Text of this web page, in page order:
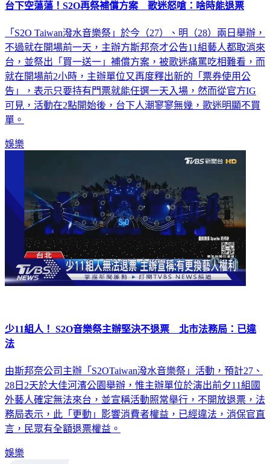
台下空蕩蕩！S2O再祭補償方案 歌迷怒嗆：啥時能退票
「S2O Taiwan潑水音樂祭」於今（27）、明（28）兩日舉辦，
不過就在開場前一天，主辦方斯邦奈才公告11組藝人都取消來
台，並祭出「買一送一」補償方案，被歌迷痛罵吃相難看，而
就在開場前2小時，主辦單位又再度釋出新的「票券使用公
告」，表示只要持有門票就能任選一天入場，然而從官方IG
可見，活動在2點開始後，台下人潮寥寥無幾，歌迷明顯不買
單。
娛樂
少11組人！ S2O音樂祭主辦堅決不退票 北市法務局：已違
法
由斯邦奈公司主辦「S2OTaiwan潑水音樂祭」活動，預計27、
28日2天於大佳河濱公園舉辦，惟主辦單位於演出前夕11組國
外藝人確定無法來台，並宣稱活動照常舉行，不開放退票，法
務局表示，此「更動」影響消費者權益，已經違法，消保官直
言，民眾有全額退票權益。
娛樂